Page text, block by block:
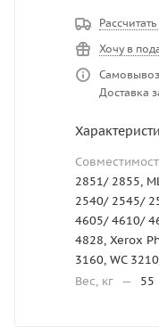
Хочу в
Самовывоз
Доставка
2851/ 2855,
2540/ 2545/
4605/ 4610/
4828, Xerox
3160, WC
Вес, кг — 55